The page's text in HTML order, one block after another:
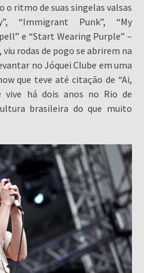
o ritmo de suas singelas valsas
“Immigrant Punk”, “My
e “Start Wearing Purple” –
rodas de pogo se abrirem na
no Jóquei Clube em uma
que teve até citação de “Ai,
vive há dois anos no Rio de
brasileira do que muito